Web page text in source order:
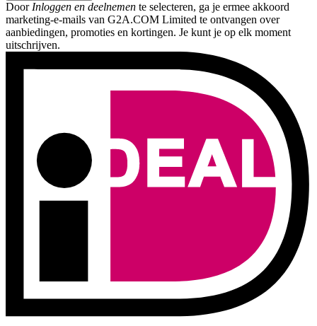
Door Inloggen en deelnemen te selecteren, ga je ermee akkoord
marketing-e-mails van G2A.COM Limited te ontvangen over
aanbiedingen, promoties en kortingen. Je kunt je op elk moment
uitschrijven.